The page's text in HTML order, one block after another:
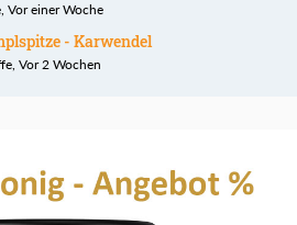
Vor einer Woche
- Karwendel
Vor 2 Wochen